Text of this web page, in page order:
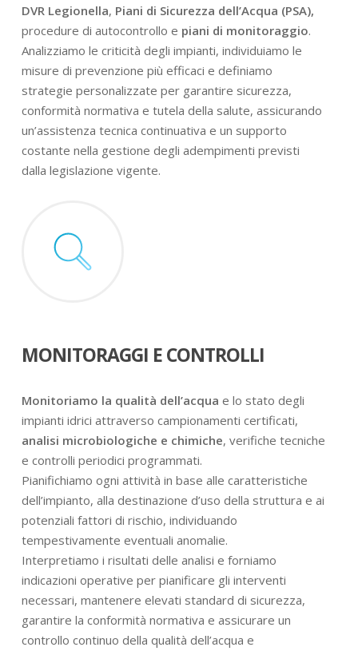
DVR Legionella, Piani di Sicurezza dell’Acqua (PSA),
procedure di autocontrollo e piani di monitoraggio.
Analizziamo le criticità degli impianti, individuiamo le
misure di prevenzione più efficaci e definiamo
strategie personalizzate per garantire sicurezza,
conformità normativa e tutela della salute, assicurando
un’assistenza tecnica continuativa e un supporto
costante nella gestione degli adempimenti previsti
dalla legislazione vigente.
MONITORAGGI E CONTROLLI
Monitoriamo la qualità dell’acqua e lo stato degli
impianti idrici attraverso campionamenti certificati,
analisi microbiologiche e chimiche, verifiche tecniche
e controlli periodici programmati.
Pianifichiamo ogni attività in base alle caratteristiche
dell’impianto, alla destinazione d’uso della struttura e ai
potenziali fattori di rischio, individuando
tempestivamente eventuali anomalie.
Interpretiamo i risultati delle analisi e forniamo
indicazioni operative per pianificare gli interventi
necessari, mantenere elevati standard di sicurezza,
garantire la conformità normativa e assicurare un
controllo continuo della qualità dell’acqua e